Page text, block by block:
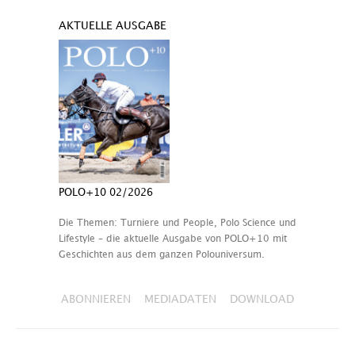
AKTUELLE AUSGABE
POLO+10 02/2026
Die Themen: Turniere und People, Polo Science und
Lifestyle – die aktuelle Ausgabe von POLO+10 mit
Geschichten aus dem ganzen Polouniversum.
ABONNIEREN MEDIADATEN DOWNLOAD